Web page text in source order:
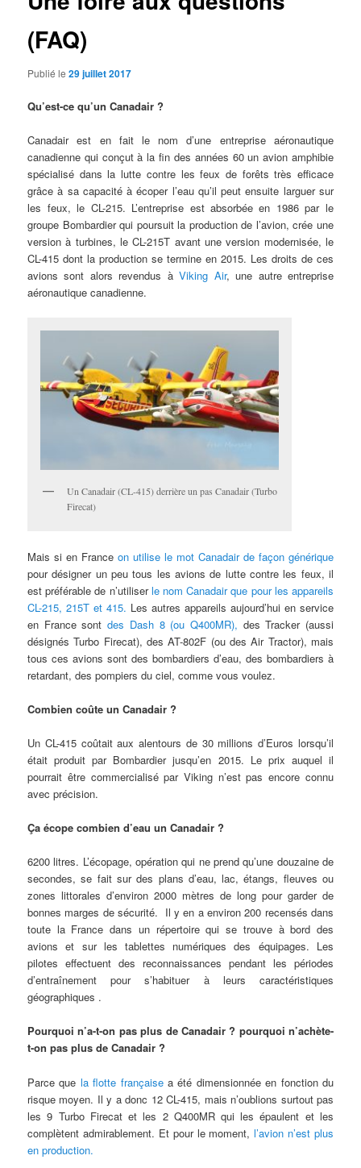
(FAQ)
Publié le29 juillet 2017
Qu’est-ce qu’un Canadair ?
Canadair est en fait le nom d’une entreprise aéronautique
canadienne qui conçut à la fin des années 60 un avion amphibie
spécialisé dans la lutte contre les feux de forêts très efficace
grâce à sa capacité à écoper l’eau qu’il peut ensuite larguer sur
les feux, le CL-215. L’entreprise est absorbée en 1986 par le
groupe Bombardier qui poursuit la production de l’avion, crée une
version à turbines, le CL-215T avant une version modernisée, le
CL-415 dont la production se termine en 2015. Les droits de ces
avions sont alors revendus àViking Air, une autre entreprise
aéronautique canadienne.
Un Canadair (CL-415) derrière un pas Canadair (Turbo
Firecat)
Mais si en Franceon utilise le mot Canadair de façon générique
pour désigner un peu tous les avions de lutte contre les feux, il
est préférable de n’utiliserle nom Canadair que pour les appareils
CL-215, 215T et 415. Les autres appareils aujourd’hui en service
en France sontdes Dash 8 (ou Q400MR), des Tracker (aussi
désignés Turbo Firecat), des AT-802F (ou des Air Tractor), mais
tous ces avions sont des bombardiers d’eau, des bombardiers à
retardant, des pompiers du ciel, comme vous voulez.
Combien coûte un Canadair ?
Un CL-415 coûtait aux alentours de 30 millions d’Euros lorsqu’il
était produit par Bombardier jusqu’en 2015. Le prix auquel il
pourrait être commercialisé par Viking n’est pas encore connu
avec précision.
Ça écope combien d’eau un Canadair ?
6200 litres. L’écopage, opération qui ne prend qu’une douzaine de
secondes, se fait sur des plans d’eau, lac, étangs, fleuves ou
zones littorales d’environ 2000 mètres de long pour garder de
bonnes marges de sécurité. Il y en a environ 200 recensés dans
toute la France dans un répertoire qui se trouve à bord des
avions et sur les tablettes numériques des équipages. Les
pilotes effectuent des reconnaissances pendant les périodes
d’entraînement pour s’habituer à leurs caractéristiques
géographiques .
Pourquoi n’a-t-on pas plus de Canadair ? pourquoi n’achète-
t-on pas plus de Canadair ?
Parce que la flotte françaisea été dimensionnée en fonction du
risque moyen. Il y a donc 12 CL-415, mais n’oublions surtout pas
les 9 Turbo Firecat et les 2 Q400MR qui les épaulent et les
complètent admirablement. Et pour le moment,l’avion n’est plus
en production.